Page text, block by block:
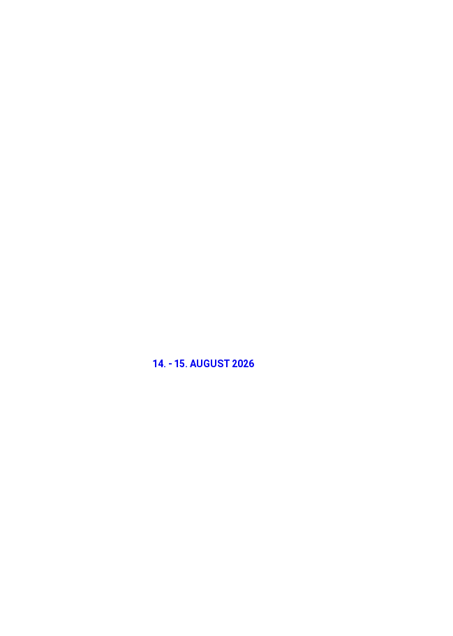
14. - 15. AUGUST 2026